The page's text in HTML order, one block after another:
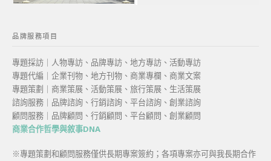
品牌服務項目
專題採訪｜人物專訪、品牌專訪、地方專訪、活動專訪
專題代編｜企業刊物、地方刊物、商業專欄、商業文案
專題策劃｜商業策展、活動策展、旅行策展、生活策展
諮詢服務｜品牌諮詢、行銷諮詢、平台諮詢、創業諮詢
顧問服務｜品牌顧問、行銷顧問、平台顧問、創業顧問
商業合作哲學與敘事DNA
※專題策劃和顧問服務僅供長期專案簽約；各項專案亦可與我長期合作